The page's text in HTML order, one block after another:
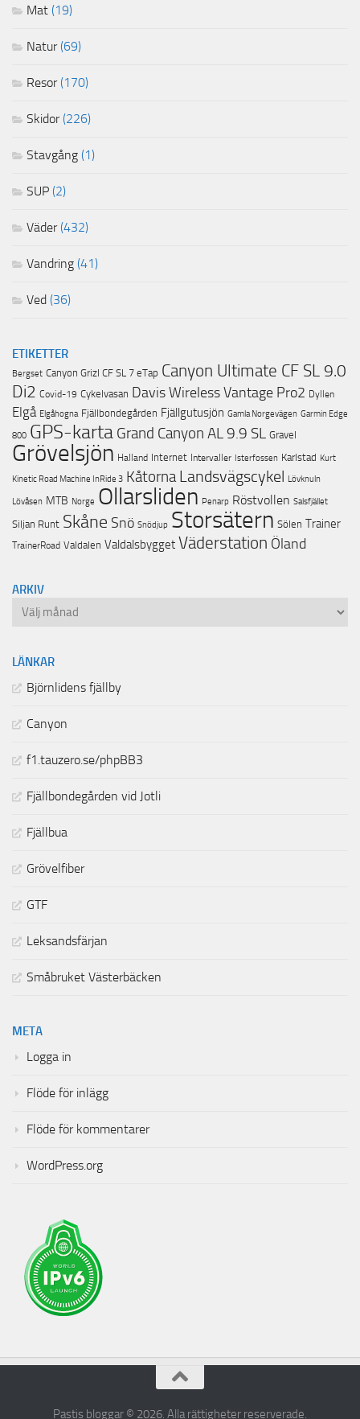
Mat (19)
Natur(69)
Resor(170)
Skidor(226)
Stavgång (1)
SUP (2)
Väder(432)
Vandring (41)
Ved (36)
ETIKETTER
Bergset Canyon Grizl CF SL 7 eTap Canyon Ultimate CF SL 9.0
Di2 Covid-19 Cykelvasan Davis Wireless Vantage Pro2 Dyllen
Elgå Elgåhogna Fjällbondegården Fjällgutusjön Gamla Norgevägen Garmin Edge
800 GPS-karta Grand Canyon AL 9.9 SL Gravel
Grövelsjön Halland Internet Intervaller Isterfossen Karlstad Kurt
Kinetic Road Machine InRide 3 Kåtorna Landsvägscykel Lövknuln
Lövåsen MTB Norge Ollarsliden Penarp Röstvollen Salsfjället
Siljan Runt Skåne Snö Snödjup Storsätern Sölen Trainer
TrainerRoad Valdalen Valdalsbygget Väderstation Öland
ARKIV
Arkiv
LÄNKAR
Björnlidens fjällby
Canyon
f1.tauzero.se/phpBB3
Fjällbondegården vid Jotli
Fjällbua
Grövelfiber
GTF
Leksandsfärjan
Småbruket Västerbäcken
META
Logga in
Flöde för inlägg
Flöde för kommentarer
WordPress.org
Pastis bloggar © 2026. Alla rättigheter reserverade.